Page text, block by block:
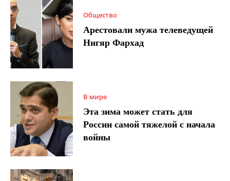
Общество
Арестовали мужа телеведущей
Нигяр Фархад
В мире
Эта зима может стать для
России самой тяжелой с начала
войны